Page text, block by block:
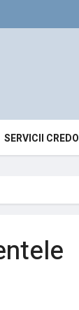
SERVICII CREDO